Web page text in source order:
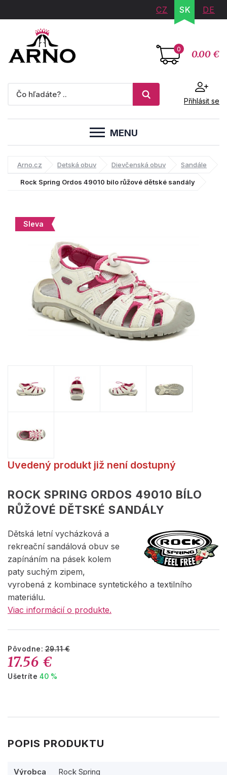
CZ SK DE
0 0.00 €
Přihlásit se
MENU
Arno.cz Detská obuv Dievčenská obuv Sandále
Rock Spring Ordos 49010 bílo růžové dětské sandály
Sleva
Uvedený produkt již není dostupný
ROCK SPRING ORDOS 49010 BÍLO
RŮŽOVÉ DĚTSKÉ SANDÁLY
Dětská letní vycházková a
rekreační sandálová obuv se
zapínáním na pásek kolem
paty suchým zipem,
vyrobená z kombinace syntetického a textilního
materiálu.
Viac informácií o produkte.
Pôvodne:29.11 €
17.56 €
Ušetríte 40 %
POPIS PRODUKTU
Výrobca Rock Spring